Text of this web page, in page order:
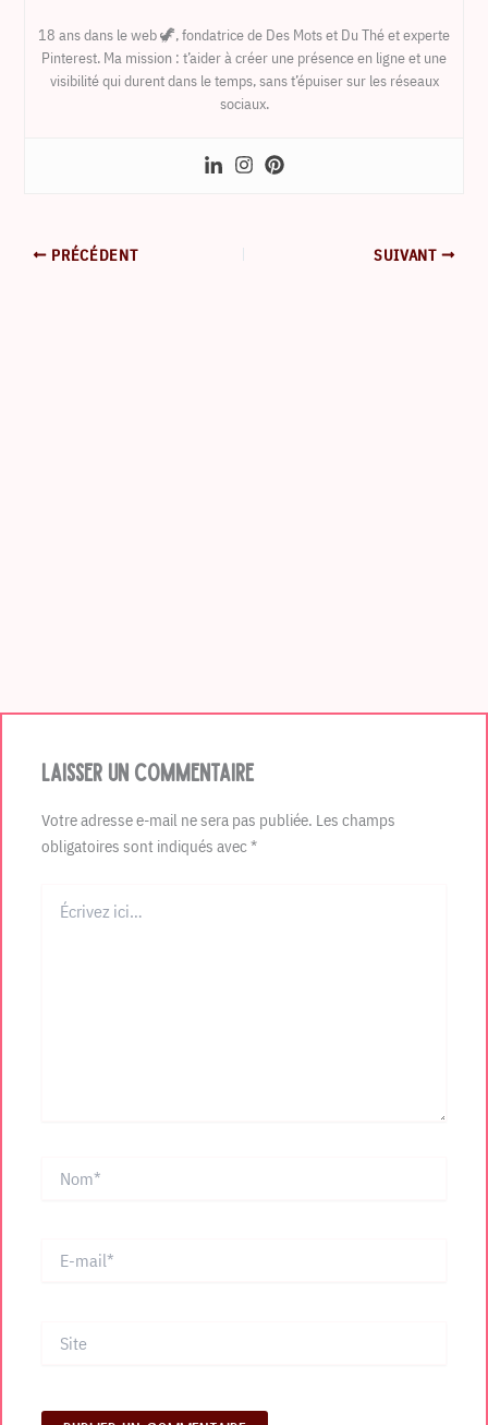
18 ans dans le web 🦖, fondatrice de Des Mots et Du Thé et experte
Pinterest. Ma mission : t’aider à créer une présence en ligne et une
visibilité qui durent dans le temps, sans t’épuiser sur les réseaux
sociaux.
PRÉCÉDENT SUIVANT
Laisser un commentaire
Votre adresse e-mail ne sera pas publiée. Les champs
obligatoires sont indiqués avec*
ici…
mail*